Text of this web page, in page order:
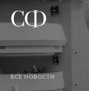
ВСЕ НОВОСТИ